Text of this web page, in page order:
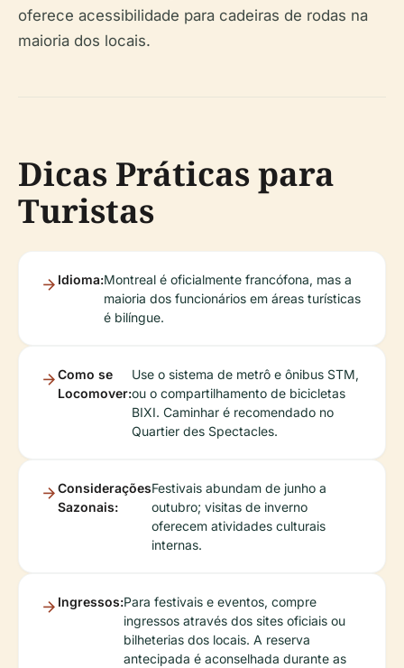
oferece acessibilidade para cadeiras de rodas na
maioria dos locais.
Dicas Práticas para
Turistas
Idioma:Montreal é oficialmente francófona, mas a
maioria dos funcionários em áreas turísticas
é bilíngue.
Como se
Locomover:
Use o sistema de metrô e ônibus STM,
ou o compartilhamento de bicicletas
BIXI. Caminhar é recomendado no
Quartier des Spectacles.
Considerações
Sazonais:
Festivais abundam de junho a
outubro; visitas de inverno
oferecem atividades culturais
internas.
Ingressos:Para festivais e eventos, compre
ingressos através dos sites oficiais ou
bilheterias dos locais. A reserva
antecipada é aconselhada durante as